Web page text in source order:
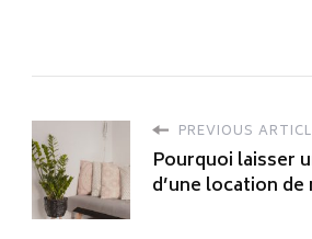
PREVIOUS
Pourquoi laisser
d’une location de